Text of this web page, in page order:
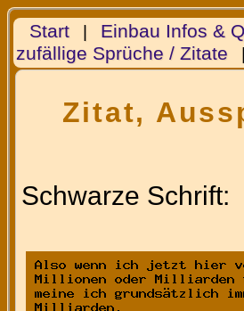
Start| Einbau Infos &
zufällige Sprüche / Zitate
Zitat,
Schwarze Schrift: